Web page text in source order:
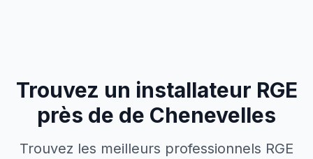
Trouvez un installateur RGE
près de de Chenevelles
Trouvez les meilleurs professionnels RGE